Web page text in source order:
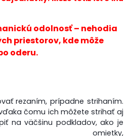
odolnosť – nehodia
priestorov, kde môže
oderu.
rezaním, prípadne strihaním.
čomu ich môžete strihať aj
na väčšinu podkladov,ako je
omietky,